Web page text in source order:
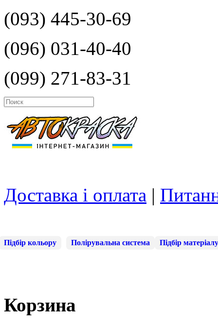
(093) 445-30-69
(096) 031-40-40
(099) 271-83-31
Доставка і оплата |
Підбір кольору Полірувальна система Підбір матеріалу
Корзина